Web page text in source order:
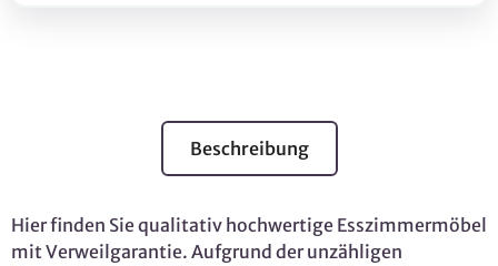
Beschreibung
Hier finden Sie qualitativ hochwertige Esszimmermöbel
mit Verweilgarantie. Aufgrund der unzähligen